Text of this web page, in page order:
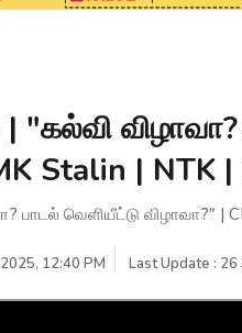
"கல்வி
Stalin | NTK
பாடல் வெளியீட்டு விழாவா?" |
12:40 PM Last Update :